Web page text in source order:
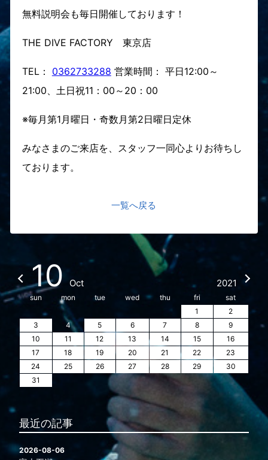
無料説明会も毎日開催しております！
THE DIVE FACTORY 東京店
TEL： 0362733288 営業時間： 平日12:00～
21:00、土日祝11：00～20：00
※毎月第1月曜日・奇数月第2日曜日定休
みなさまのご来店を、スタッフ一同心よりお待ちし
ております。
一覧へ戻る
10 Oct 2021
sun mon tue wed thu fri
sat
1
2
3
4 5 6 7 8
9
10
11 12 13 14 15
16
17
18 19 20 21 22
23
24
25 26 27 28 29
30
31
最近の記事
2026-08-06